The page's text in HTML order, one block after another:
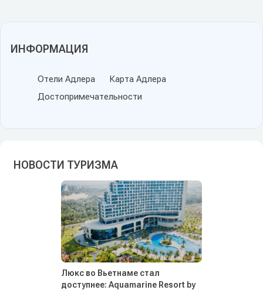
ИНФОРМАЦИЯ
Отели Адлера
Карта Адлера
Достопримечательности
НОВОСТИ ТУРИЗМА
Люкс во Вьетнаме стал
доступнее: Aquamarine Resort by